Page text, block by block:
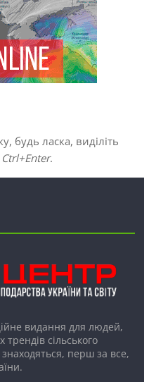
будь ласка, виділіть
Ctrl+Enter.
видання для людей,
трендів сільського
перш за все,